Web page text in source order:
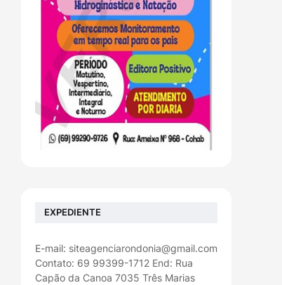
EXPEDIENTE
E-mail: siteagenciarondonia@gmail.com
Contato: 69 99399-1712 End: Rua
Capão da Canoa 7035 Três Marias